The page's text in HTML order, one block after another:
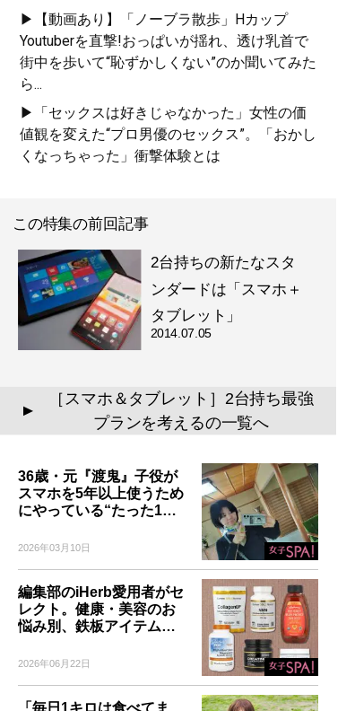
▶【動画あり】「ノーブラ散歩」Hカップ
Youtuberを直撃!おっぱいが揺れ、透け乳首で
街中を歩いて“恥ずかしくない”のか聞いてみた
ら...
▶「セックスは好きじゃなかった」女性の価
値観を変えた“プロ男優のセックス”。「おかし
くなっちゃった」衝撃体験とは
この特集の前回記事
2台持ちの新たなスタ
ンダードは「スマホ＋
タブレット」
2014.07.05
▲
［スマホ＆タブレット］2台持ち最強
プランを考えるの一覧へ
36歳・元『渡鬼』子役が
スマホを5年以上使うため
にやっている“たった1…
2026年03月10日
編集部のiHerb愛用者がセ
レクト。健康・美容のお
悩み別、鉄板アイテム…
2026年06月22日